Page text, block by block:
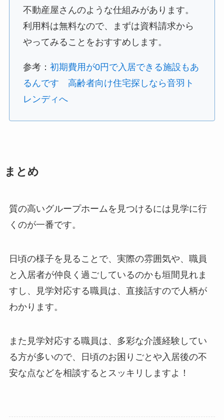
不動産屋さんのような仕組みがあります。
利用料は無料なので、まずは資料請求から
やってみることをおすすめします。
参考： 初期費用が0円で入居できる施設もあ
るんです 高齢者向け住宅探しなら音羽ト
レンディへ
まとめ
質の高いグループホームを見つけるには見学に行
くのが一番です。
日頃の様子を見ることで、実際の雰囲気や、職員
と入居者が仲良く過ごしているのかも垣間見れま
すし、見学対応する職員は、直接話すので人柄が
わかります。
また見学対応する職員は、多彩な介護経験してい
る方が多いので、日頃のお困りごとや入居後の不
安な点などを相談するとスッキリしますよ！